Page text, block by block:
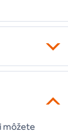
môžete